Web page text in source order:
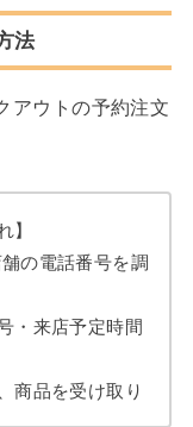
法
アウトの予約注文
】
の電話番号を調
・来店予定時間
商品を受け取り